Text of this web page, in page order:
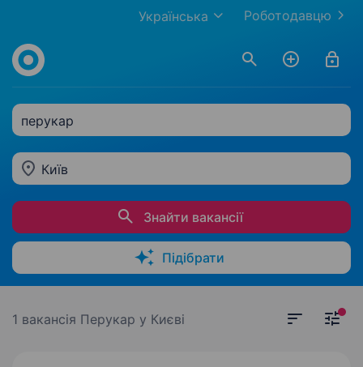
Роботодавцю
Українська
перукар
Київ
Знайти вакансії
Підібрати
1 вакансія Перукар у Києві